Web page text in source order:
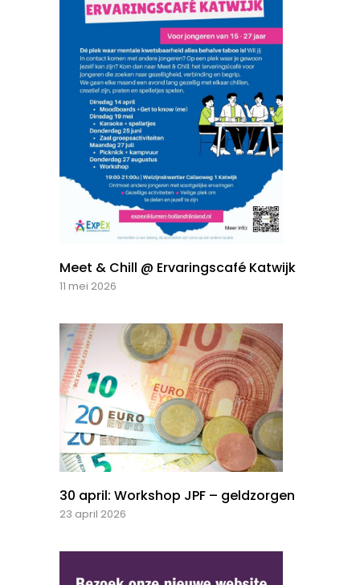
Meet & Chill @ Ervaringscafé Katwijk
11 mei 2026
30 april: Workshop JPF – geldzorgen
23 april 2026